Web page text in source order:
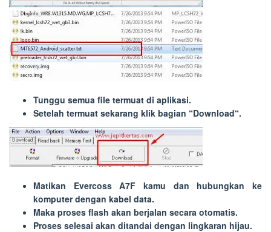
Tunggu semua file termuat di aplikasi.
Setelah termuat sekarang klik bagian “Download“.
Matikan Evercoss A7F kamu dan hubungkan ke
komputer dengan kabel data.
Maka proses flash akan berjalan secara otomatis.
Proses selesai akan ditandai dengan lingkaran hijau.